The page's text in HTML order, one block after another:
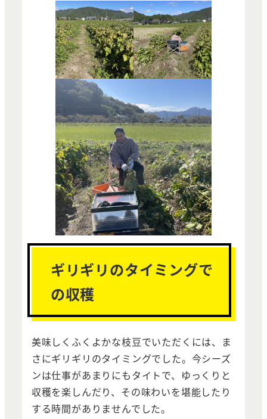
ギリギリのタイミングで
の収穫
美味しくふくよかな枝豆でいただくには、ま
さにギリギリのタイミングでした。今シーズ
ンは仕事があまりにもタイトで、ゆっくりと
収穫を楽しんだり、その味わいを堪能したり
する時間がありませんでした。